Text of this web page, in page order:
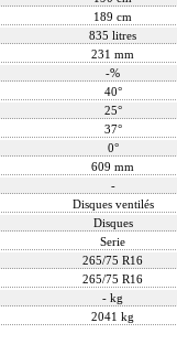
189 cm
835 litres
231 mm
-%
40°
25°
37°
0°
609 mm
-
Disques ventilés
Disques
Serie
265/75 R16
265/75 R16
- kg
2041 kg